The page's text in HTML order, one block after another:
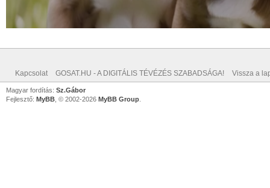
Kapcsolat GOSAT.HU - A DIGITÁLIS TÉVÉZÉS SZABADSÁGA! Vissza a
Magyar fordítás: Sz.Gábor
Fejlesztő: MyBB , © 2002-2026 MyBB Group